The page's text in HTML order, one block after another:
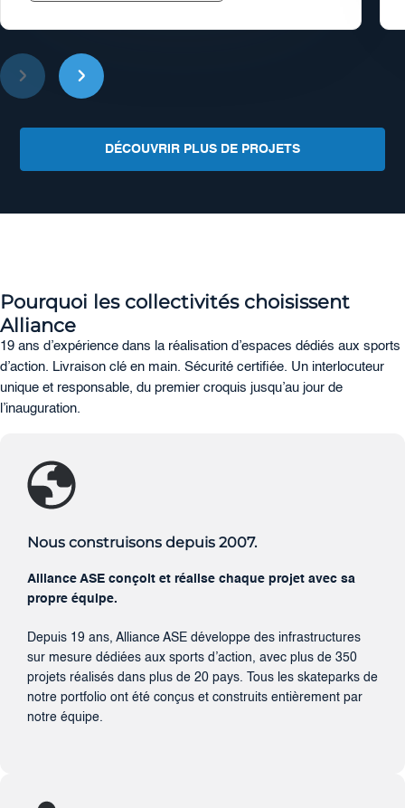
DÉCOUVRIR PLUS DE PROJETS
Pourquoi les collectivités choisissent
Alliance
19 ans d’expérience dans la réalisation d’espaces dédiés aux sports
d’action. Livraison clé en main. Sécurité certifiée. Un interlocuteur
unique et responsable, du premier croquis jusqu’au jour de
l’inauguration.
Nous construisons depuis 2007.
Alliance ASE conçoit et réalise chaque projet avec sa
propre équipe.
Depuis 19 ans, Alliance ASE développe des infrastructures
sur mesure dédiées aux sports d’action, avec plus de 350
projets réalisés dans plus de 20 pays. Tous les skateparks de
notre portfolio ont été conçus et construits entièrement par
notre équipe.